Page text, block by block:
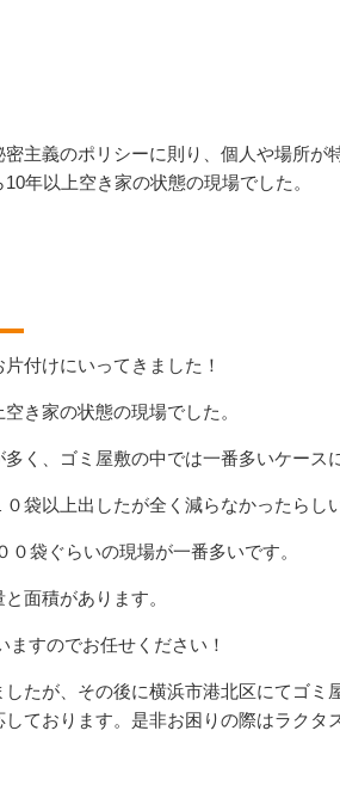
主義のポリシーに則り、個人や場所が
年以上空き家の状態の現場でした。
付けにいってきました！
き家の状態の現場でした。
く、ゴミ屋敷の中では一番多いケース
袋以上出したが全く減らなかったらし
袋ぐらいの現場が一番多いです。
面積があります。
すのでお任せください！
たが、その後に横浜市港北区にてゴミ
ております。是非お困りの際はラクタ